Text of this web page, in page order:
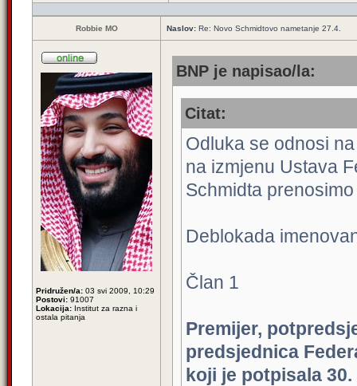
Robbie MO Naslov: Re: Novo Schmidtovo nametanje 27.4.
Pridružen/a: 03 svi 2009, 10:29
Postovi: 91007
Lokacija: Institut za razna i
ostala pitanja
BNP je napisao/la:
Citat:
Odluka se odnosi
na izmjenu Ustava
Schmidta
Deblokada
Član 1
Premijer,
predsjednica
koji je potpisala